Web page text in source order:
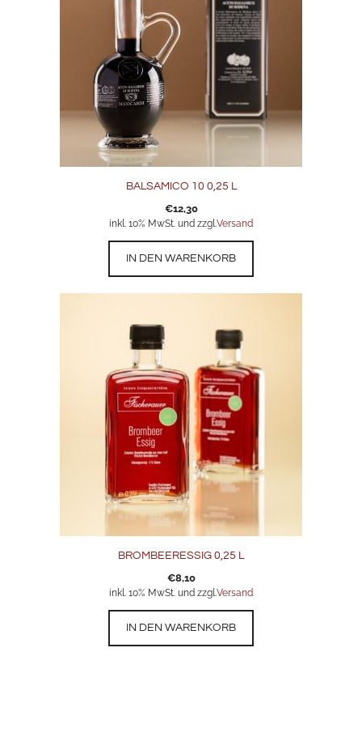
BALSAMICO 10 0,25 L
€12,30
inkl. 10% MwSt. und zzgl.Versand
IN DEN WARENKORB
BROMBEERESSIG 0,25 L
€8,10
inkl. 10% MwSt. und zzgl.Versand
IN DEN WARENKORB